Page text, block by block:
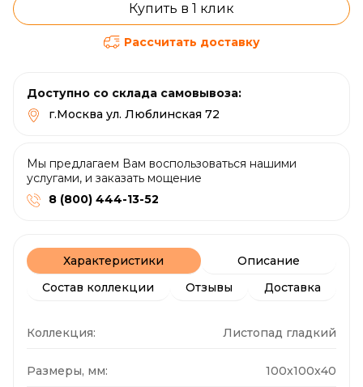
Купить в 1 клик
Рассчитать доставку
Доступно со склада самовывоза:
г.Москва ул. Люблинская 72
Мы предлагаем Вам воспользоваться нашими
услугами, и заказать мощение
8 (800) 444-13-52
Характеристики
Описание
Состав коллекции
Отзывы Доставка
Коллекция: Листопад гладкий
Размеры, мм: 100x100x40